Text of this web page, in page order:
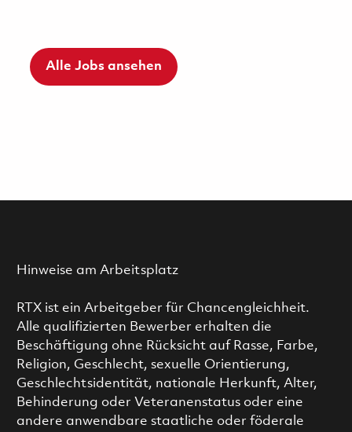
Alle Jobs ansehen
Hinweise am Arbeitsplatz
RTX ist ein Arbeitgeber für Chancengleichheit.
Alle qualifizierten Bewerber erhalten die
Beschäftigung ohne Rücksicht auf Rasse, Farbe,
Religion, Geschlecht, sexuelle Orientierung,
Geschlechtsidentität, nationale Herkunft, Alter,
Behinderung oder Veteranenstatus oder eine
andere anwendbare staatliche oder föderale